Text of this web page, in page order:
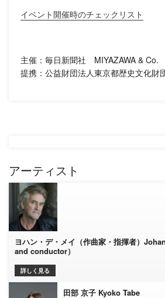
イベント開催時のチェックリスト
主催：毎日新聞社 MIYAZAWA & Co.
提携：公益財団法人東京都歴史文化財
アーティスト
ヨハン・デ・メイ（作曲家・指揮者）
and conductor）
詳しく見る
田部 京子 Kyoko Tabe